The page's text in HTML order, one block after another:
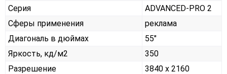
Серия
ADVANCED-PRO 2
Сферы применения
реклама
Диагональ в дюймах
55"
Яркость, кд/м2
350
Разрешение
3840 x 2160